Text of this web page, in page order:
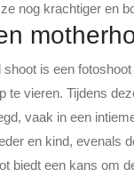
nog krachtiger en
shoot is een
te vieren. Tijdens
vaak in een
en kind, evenals
biedt een kans om